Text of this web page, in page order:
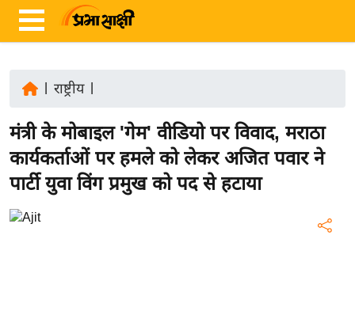
ज़ा
ख
र
रा
राष्ट्रीय|
मंत्री के मोबाइल 'गेम' वीडियो पर विवाद, मराठा
कार्यकर्ताओं पर हमले को लेकर अजित पवार ने
पार्टी युवा विंग प्रमुख को पद से हटाया